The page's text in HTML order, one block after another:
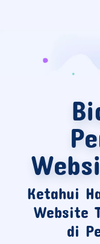
Ketahui
Website
di